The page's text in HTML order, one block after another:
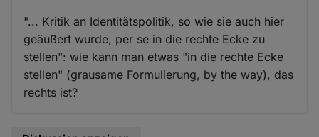
"... Kritik an Identitätspolitik, so wie sie auch hier
geäußert wurde, per se in die rechte Ecke zu
stellen": wie kann man etwas "in die rechte Ecke
stellen" (grausame Formulierung, by the way), das
rechts ist?